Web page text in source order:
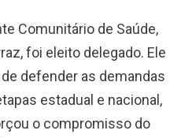
Comunitário de Saúde,
foi eleito delegado. Ele
defender as demandas
estadual e nacional,
o compromisso do